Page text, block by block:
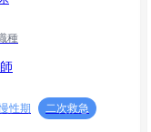
種
性期
二次救急